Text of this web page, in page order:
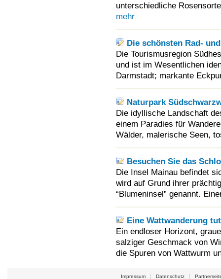
unterschiedliche
mehr
Die schönsten Rad-
Die Tourismusregion
und ist im Wesentlichen
Darmstadt; markante
Naturpark
Die idyllische Landschaft
einem Paradies für
Wälder, malerische Seen,
Besuchen Sie das
Die Insel Mainau befindet
wird auf Grund ihrer
“Blumeninsel” genannt.
Eine Wattwanderung
Ein endloser Horizont,
salziger Geschmack von
die Spuren von Wattwurm
Impressum Datenschutz